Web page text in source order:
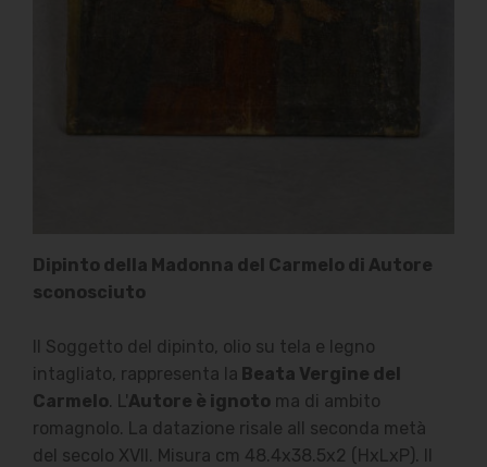
Dipinto della Madonna del Carmelo di Autore
sconosciuto
Il Soggetto del dipinto, olio su tela e legno
intagliato, rappresenta la Beata Vergine del
Carmelo. L'Autore è ignoto ma di ambito
romagnolo. La datazione risale all seconda metà
del secolo XVII. Misura cm 48.4x38.5x2 (HxLxP). Il